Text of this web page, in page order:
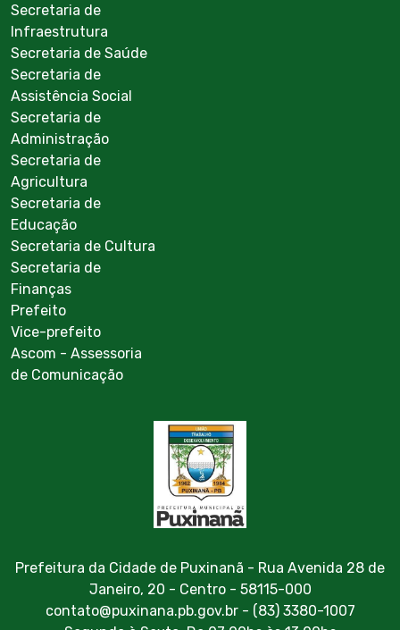
Secretaria de
Infraestrutura
Secretaria de Saúde
Secretaria de
Assistência Social
Secretaria de
Administração
Secretaria de
Agricultura
Secretaria de
Educação
Secretaria de Cultura
Secretaria de
Finanças
Prefeito
Vice-prefeito
Ascom - Assessoria
de Comunicação
Prefeitura da Cidade de Puxinanã - Rua Avenida 28 de
Janeiro, 20 - Centro - 58115-000
contato@puxinana.pb.gov.br - (83) 3380-1007